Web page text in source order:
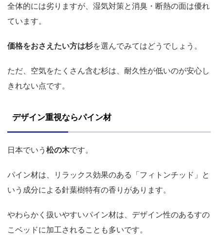
全体的には劣りますが、湿気対策と消臭・断熱の面は優れ
ています。
価格をおさえたい方は杉を選んでみてはどうでしょう。
ただ、空気をたくさん含む杉は、耐久性が低いのが安心し
きれない点です。
デザイン重視ならパイン材
日本でいう 松の木です。
パイン材は、リラックス効果のある「フィトンチッド」と
いう成分による針葉樹特有の香りがあります。
やわらかく扱いやすいパイン材は、デザイン性のあるすの
こベッドに加工されることも多いです。